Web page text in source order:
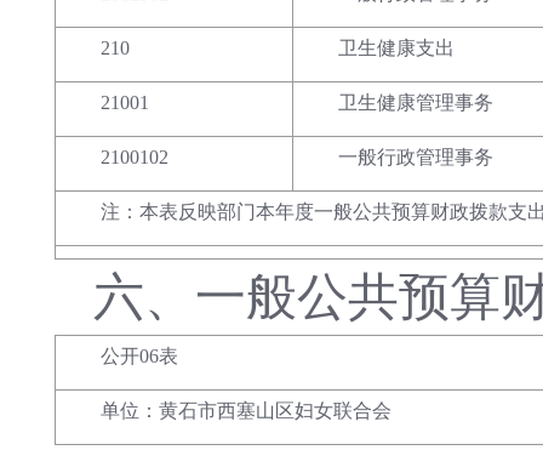
210 卫生健康支出
21001 卫生健康管理事务
2100102 一般行政管理事务
注：本表反映部门本年度一般公共预算财政拨款支
六、 一般公共预算
公开06表
单位：黄石市西塞山区妇女联合会